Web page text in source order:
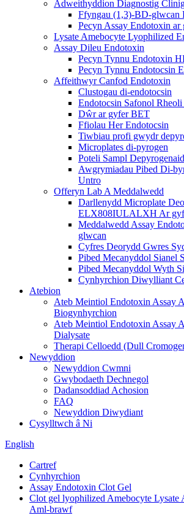
Adweithyddion Diagnostig
Ffyngau (1,3)-BD-glwcan
Pecyn Assay Endotoxin
Lysate Amebocyte Lyophilized
Assay Dileu Endotoxin
Pecyn Tynnu Endotoxin
Pecyn Tynnu Endotocsin
Affeithwyr Canfod Endotoxin
Clustogau di-endotocsin
Endotocsin Safonol
Dŵr ar gyfer BET
Ffiolau Her Endotocsin
Tiwbiau profi gwydr
Microplates di-pyrogen
Poteli Sampl
Awgrymiadau Pibed Di-
Untro
Offeryn Lab A Meddalwedd
Darllenydd Microplate
ELX808IULALXH Ar
Meddalwedd Assay
glwcan
Cyfres Deorydd Gwres
Pibed Mecanyddol Sianel
Pibed Mecanyddol Wyth
Cynhyrchion Diwylliant
Atebion
Ateb Meintiol Endotoxin Assay
Biogynhyrchion
Ateb Meintiol Endotoxin Assay
Dialysate
Therapi Celloedd (Dull
Newyddion
Newyddion Cwmni
Gwybodaeth Dechnegol
Dadansoddiad Achosion
FAQ
Newyddion Diwydiant
Cysylltwch â Ni
English
Cartref
Cynhyrchion
Assay Endotoxin Clot Gel
Clot gel lyophilized Amebocyte Lysate
Aml-brawf